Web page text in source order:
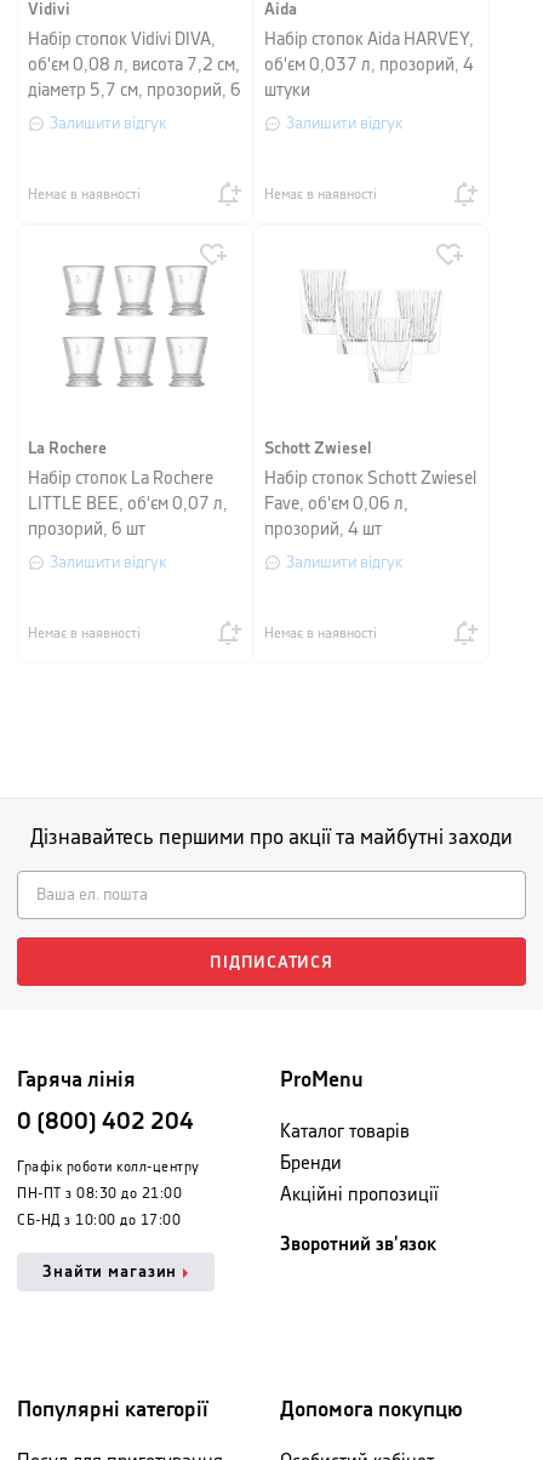
Vidivi
Набір стопок Vidivi DIVA,
об'єм 0,08 л, висота 7,2 см,
діаметр 5,7 см, прозорий, 6
штукЗалишити відгук
Немає в наявності
Aida
Набір стопок Aida HARVEY,
об'єм 0,037 л, прозорий, 4
штуки
Залишити відгук
Немає в наявності
La Rochere
Набір стопок La Rochere
LITTLE BEE, об'єм 0,07 л,
прозорий, 6 шт
Залишити відгук
Немає в наявності
Schott Zwiesel
Набір стопок Schott Zwiesel
Fave, об'єм 0,06 л,
прозорий, 4 шт
Залишити відгук
Немає в наявності
Дізнавайтесь першими про акції та майбутні заходи
ПІДПИСАТИСЯ
Гаряча лінія
0 (800) 402 204
Графік роботи колл-центру
ПН-ПТ з 08:30 до 21:00
СБ-НД з 10:00 до 17:00
Знайти магазин
ProMenu
Каталог товарів
Бренди
Акційні пропозиції
Зворотний зв'язок
Популярні категорії Допомога покупцю